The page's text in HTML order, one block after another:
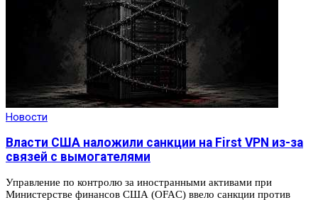
Новости
Власти США наложили санкции на First VPN из-за
связей с вымогателями
Управление по контролю за иностранными активами при
Министерстве финансов США (OFAC) ввело санкции против